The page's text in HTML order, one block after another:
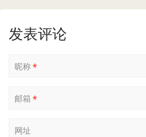
发表评论
昵称*
邮箱 *
网址